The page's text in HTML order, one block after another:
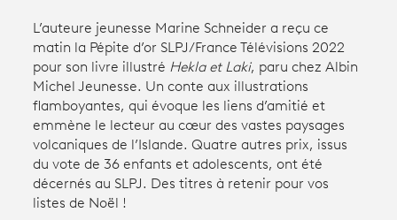
connexion
Avantages fidélité
Productions et innovation
Programme tv
L’auteure jeunesse Marine Schneider a reçu ce
matin la Pépite d’or SLPJ/France Télévisions 2022
pour son livre illustré Hekla et Laki, paru chez Albin
Michel Jeunesse. Un conte aux illustrations
flamboyantes, qui évoque les liens d’amitié et
emmène le lecteur au cœur des vastes paysages
volcaniques de l’Islande. Quatre autres prix, issus
du vote de 36 enfants et adolescents, ont été
décernés au SLPJ. Des titres à retenir pour vos
listes de Noël !